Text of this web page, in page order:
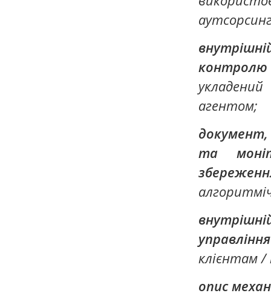
контролю
агентом;
та
клієнтам /
опис